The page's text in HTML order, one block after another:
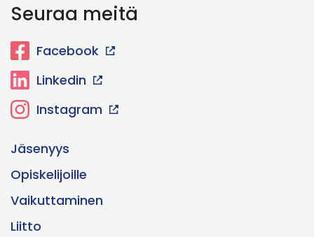
Seuraa meitä
Facebook
Linkedin
Instagram
Jäsenyys
Opiskelijoille
Vaikuttaminen
Liitto